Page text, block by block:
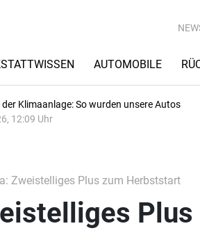
AUTOMOBILE
der Klimaanlage: So wurden unsere Autos
12:09 Uhr
Zweistelliges Plus zum Herbststart
Plus